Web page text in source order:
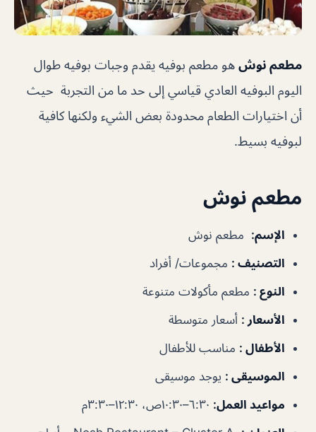
مطعم نوش هو مطعم بوفيه يقدم وجبات بوفيه طوال
اليوم البوفيه العادي قياسي إلى حد ما من التجربة حيث
أن اختيارات الطعام محدودة بعض الشيء ولكنها كافية
لبوفيه بسيط.
مطعم نوش
الإسم: مطعم نوش
التصنيف : مجموعات/ أفراد
النوع : مطعم مأكولات متنوعة
الأسعار : أسعار متوسطة
الأطفال : مناسب للأطفال
الموسيقى : يوجد موسيقى
مواعيد العمل: